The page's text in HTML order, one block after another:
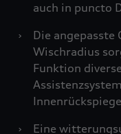
auch in puncto
›
Die angepasste
Wischradius
Funktion
›
Eine